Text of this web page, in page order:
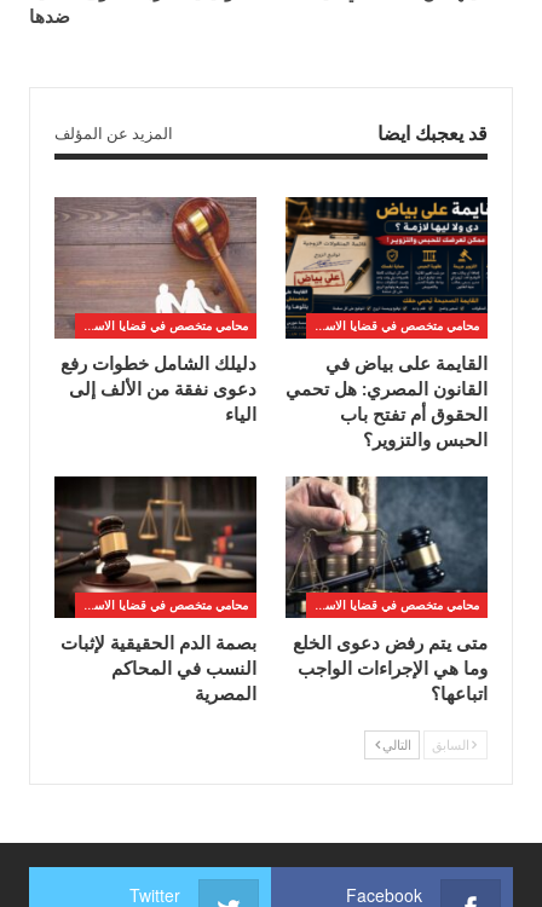
ضدها
قد يعجبك ايضا المزيد عن المؤلف
محامي متخصص في قضايا الاسره
القايمة على بياض في
القانون المصري: هل تحمي
الحقوق أم تفتح باب
الحبس والتزوير؟
محامي متخصص في قضايا الاسره
دليلك الشامل خطوات رفع
دعوى نفقة من الألف إلى
الياء
محامي متخصص في قضايا الاسره
متى يتم رفض دعوى الخلع
وما هي الإجراءات الواجب
اتباعها؟
محامي متخصص في قضايا الاسره
بصمة الدم الحقيقية لإثبات
النسب في المحاكم
المصرية
السابق التالي
Facebook
Twitter